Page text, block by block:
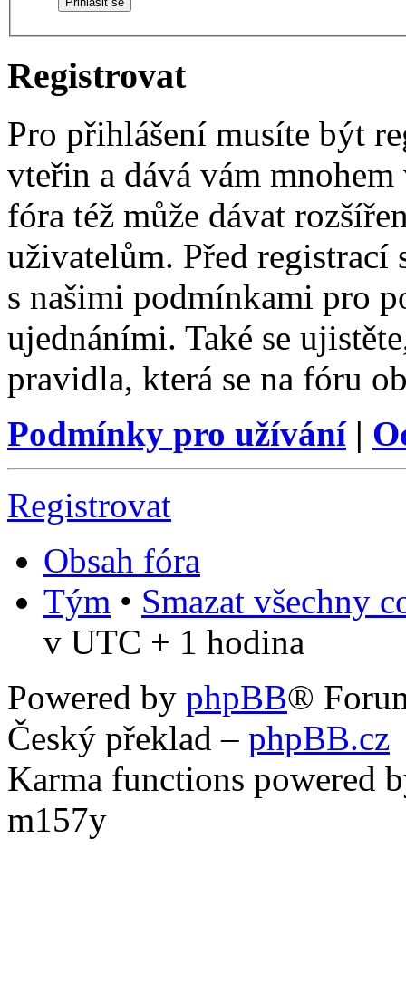
Registrovat
Pro přihlášení musíte být
vteřin a dává vám
fóra též může dávat
uživatelům. Před registrací
s našimi podmínkami pro
ujednáními. Také se
pravidla, která se na fóru
Podmínky pro užívání|
Registrovat
Obsah fóra
Tým • Smazat všechny
v UTC + 1 hodina
Powered by phpBB®
Český překlad – phpBB.cz
Karma functions powered
m157y